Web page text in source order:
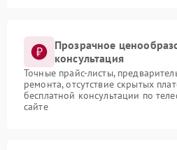
Прозрачное
консультация
Точные прайс-листы,
ремонта, отсутствие скрытых
бесплатной консультации по
сайте